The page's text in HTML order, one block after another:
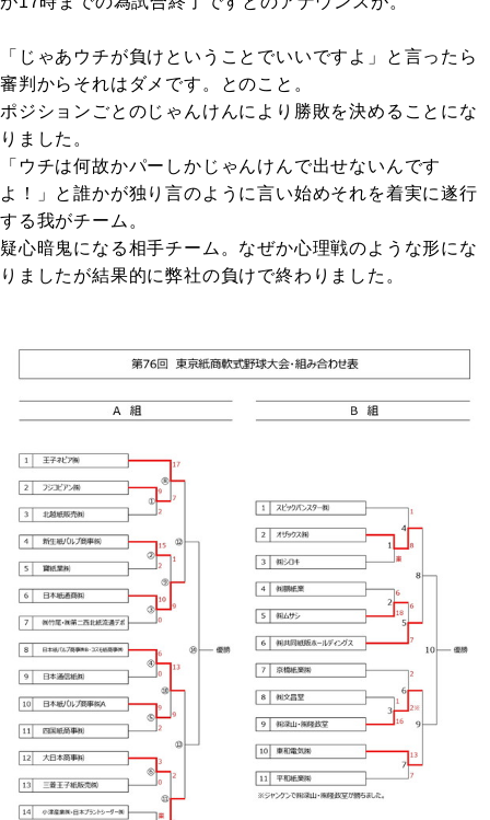
「じゃあウチが負けということでいいですよ」と言ったら
審判からそれはダメです。とのこと。
ポジションごとのじゃんけんにより勝敗を決めることにな
りました。
「ウチは何故かパーしかじゃんけんで出せないんです
よ！」と誰かが独り言のように言い始めそれを着実に遂行
する我がチーム。
疑心暗鬼になる相手チーム。なぜか心理戦のような形にな
りましたが結果的に弊社の負けで終わりました。